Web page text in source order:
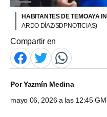
HABITANTES DE TEMOAYA
ARDO DÍAZ/SDPNOTICIAS)
Compartir en
PorYazmín Medina
mayo 06, 2026 a las 12:45